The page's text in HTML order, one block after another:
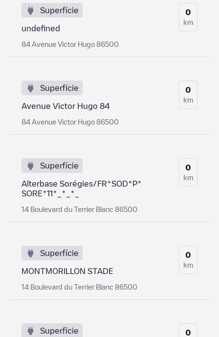
Superfície
undefined
84 Avenue Victor Hugo 86500
0
km
Superfície
Avenue Victor Hugo 84
84 Avenue Victor Hugo 86500
0
km
Superfície
Alterbase Sorégies/FR*SOD*P*
SORE*11*_*_*_
14 Boulevard du Terrier Blanc 86500
0
km
Superfície
MONTMORILLON STADE
14 Boulevard du Terrier Blanc 86500
0
km
Superfície 0